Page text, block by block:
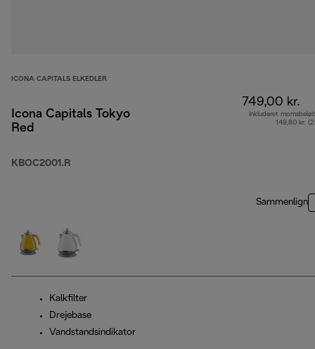
ICONA CAPITALS ELKEDLER
Icona Capitals Tokyo
Red
KBOC2001.R
749,00 kr.
Inkluderet
149,80 kr.
Sammenlign
Kalkfilter
Drejebase
Vandstandsindikator